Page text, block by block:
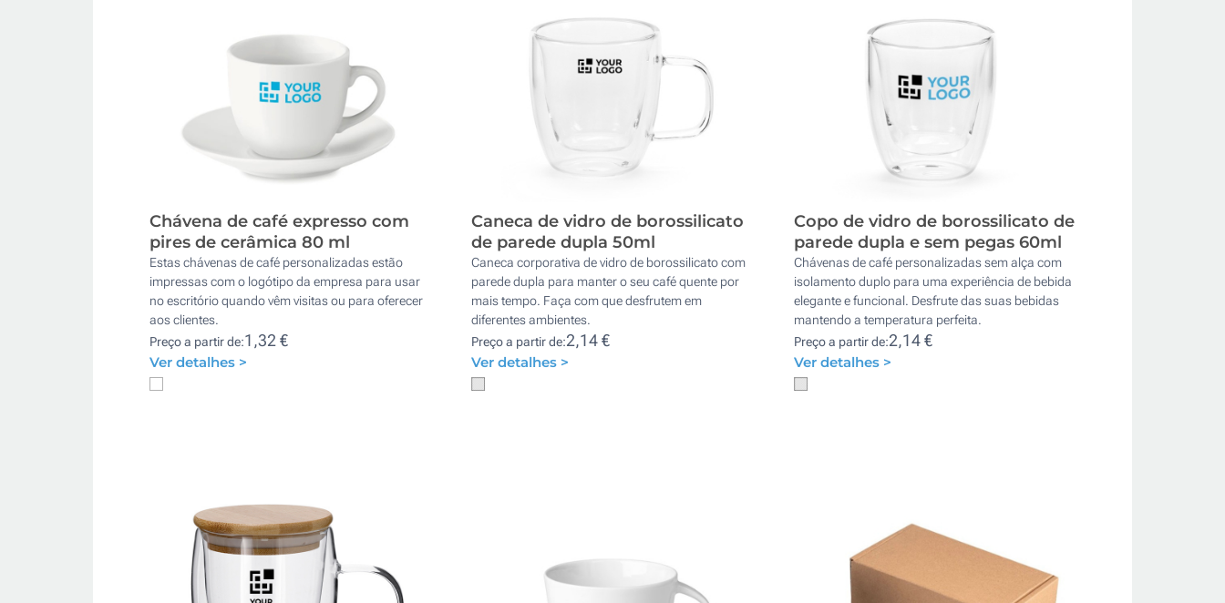
Chávena de café expresso com
pires de cerâmica 80 ml
Estas chávenas de café personalizadas estão
impressas com o logótipo da empresa para usar
no escritório quando vêm visitas ou para oferecer
aos clientes.
Preço a partir de:1,32 €
Ver detalhes >
Caneca de vidro de borossilicato
de parede dupla 50ml
Caneca corporativa de vidro de borossilicato com
parede dupla para manter o seu café quente por
mais tempo. Faça com que desfrutem em
diferentes ambientes.
Preço a partir de:2,14 €
Ver detalhes >
Copo de vidro de borossilicato de
parede dupla e sem pegas 60ml
Chávenas de café personalizadas sem alça com
isolamento duplo para uma experiência de bebida
elegante e funcional. Desfrute das suas bebidas
mantendo a temperatura perfeita.
Preço a partir de:2,14 €
Ver detalhes >